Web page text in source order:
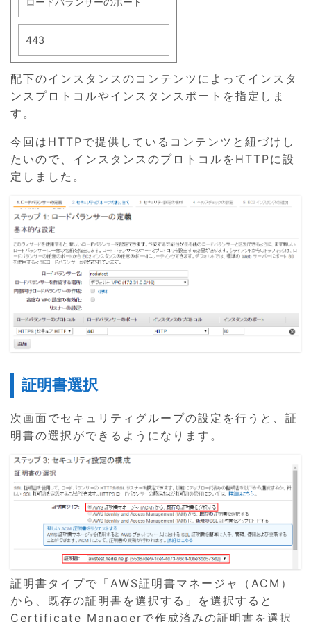
443
配下のインスタンスのコンテンツによってインスタ
ンスプロトコルやインスタンスポートを指定しま
す。
今回はHTTPで提供しているコンテンツと紐づけし
たいので、インスタンスのプロトコルをHTTPに設
定しました。
証明書選択
次画面でセキュリティグループの設定を行うと、証
明書の選択ができるようになります。
証明書タイプで「AWS証明書マネージャ（ACM）
から、既存の証明書を選択する」を選択すると
Certificate Managerで作成済みの証明書を選択